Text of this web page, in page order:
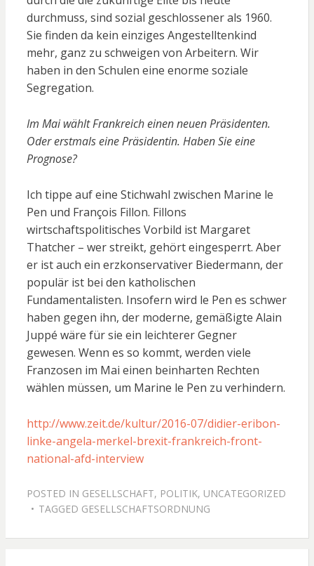
durchmuss, sind sozial geschlossener als 1960.
Sie finden da kein einziges Angestelltenkind
mehr, ganz zu schweigen von Arbeitern. Wir
haben in den Schulen eine enorme soziale
Segregation.
Im Mai wählt Frankreich einen neuen Präsidenten.
Oder erstmals eine Präsidentin. Haben Sie eine
Prognose?
Ich tippe auf eine Stichwahl zwischen Marine le
Pen und François Fillon. Fillons
wirtschaftspolitisches Vorbild ist Margaret
Thatcher – wer streikt, gehört eingesperrt. Aber
er ist auch ein erzkonservativer Biedermann, der
populär ist bei den katholischen
Fundamentalisten. Insofern wird le Pen es schwer
haben gegen ihn, der moderne, gemäßigte Alain
Juppé wäre für sie ein leichterer Gegner
gewesen. Wenn es so kommt, werden viele
Franzosen im Mai einen beinharten Rechten
wählen müssen, um Marine le Pen zu verhindern.
http://www.zeit.de/kultur/2016-07/didier-eribon-
linke-angela-merkel-brexit-frankreich-front-
national-afd-interview
POSTED IN GESELLSCHAFT, POLITIK, UNCATEGORIZED
TAGGED GESELLSCHAFTSORDNUNG